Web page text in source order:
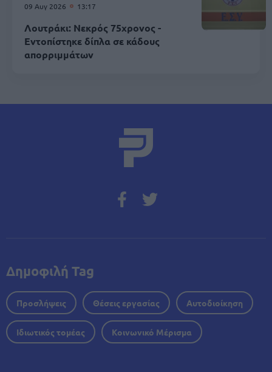
09 Αυγ 2026 13:17
Λουτράκι: Νεκρός 75χρονος -
Εντοπίστηκε δίπλα σε κάδους
απορριμμάτων
Δημοφιλή Tag
Προσλήψεις Θέσεις εργασίας Αυτοδιοίκηση
Ιδιωτικός τομέας Κοινωνικό Μέρισμα